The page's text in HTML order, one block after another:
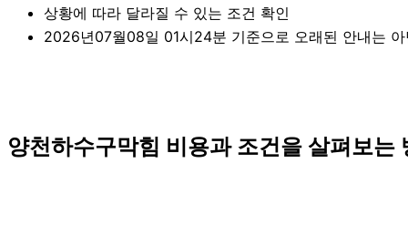
상황에 따라 달라질 수 있는 조건 확인
2026년07월08일 01시24분 기준으로 오래된 안내는 아
양천하수구막힘 비용과 조건을 살펴보는